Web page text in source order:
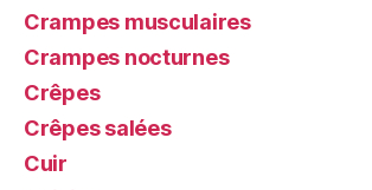
Crampes musculaires
Crampes nocturnes
Crêpes
Crêpes salées
Cuir